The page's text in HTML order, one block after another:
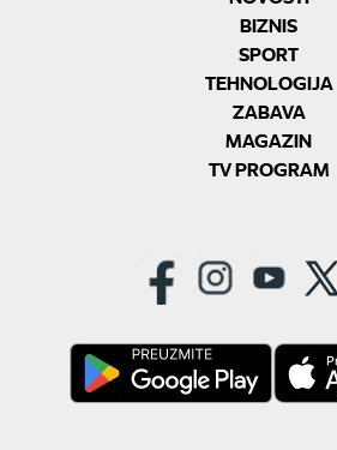
BIZNIS
SPORT
TEHNOLOGIJA
ZABAVA
MAGAZIN
TV PROGRAM